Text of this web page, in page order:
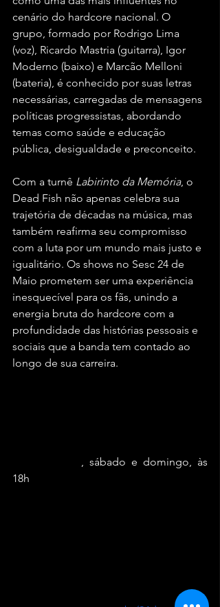
cenário do hardcore nacional. O
grupo, formado por Rodrigo Lima
(voz), Ricardo Mastria (guitarra), Igor
Moderno (baixo) e Marcão Melloni
(bateria), é conhecido por suas letras
necessárias, carregadas de mensagens
políticas progressistas, abordando
temas como saúde e educação
pública, desigualdade e preconceito.
Com a turnê Labirinto da Memória, o
Dead Fish não apenas celebra sua
trajetória de décadas na música, mas
também reafirma seu compromisso
com a luta por um mundo mais justo e
igualitário. Os shows no Sesc 24 de
Maio prometem ser uma experiência
inesquecível para os fãs, unindo a
energia bruta do hardcore com a
profundidade das histórias pessoais e
sociais que a banda tem contado ao
longo de sua carreira.
, sábado e domingo, às
18h